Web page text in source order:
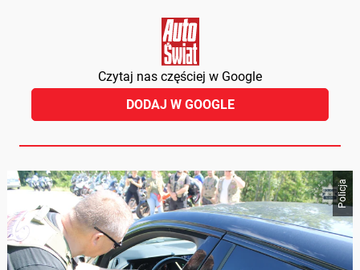
Czytaj nas częściej w Google
DODAJ W GOOGLE
Policja